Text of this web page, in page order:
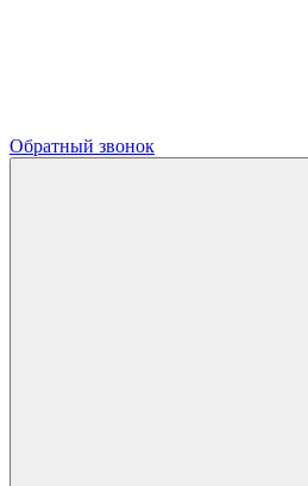
Обратный звонок